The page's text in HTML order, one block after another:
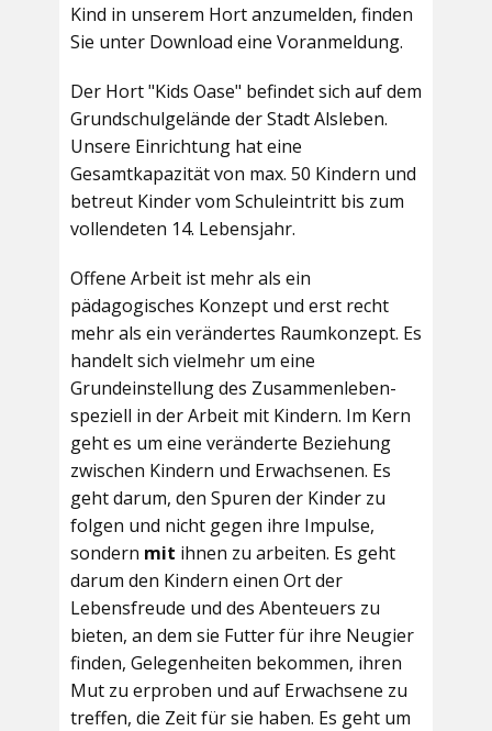
Kind in unserem Hort anzumelden, finden
Sie unter Download eine Voranmeldung.
Der Hort "Kids Oase" befindet sich auf dem
Grundschulgelände der Stadt Alsleben.
Unsere Einrichtung hat eine
Gesamtkapazität von max. 50 Kindern und
betreut Kinder vom Schuleintritt bis zum
vollendeten 14. Lebensjahr.
Offene Arbeit ist mehr als ein
pädagogisches Konzept und erst recht
mehr als ein verändertes Raumkonzept. Es
handelt sich vielmehr um eine
Grundeinstellung des Zusammenleben-
speziell in der Arbeit mit Kindern. Im Kern
geht es um eine veränderte Beziehung
zwischen Kindern und Erwachsenen. Es
geht darum, den Spuren der Kinder zu
folgen und nicht gegen ihre Impulse,
sondern mit ihnen zu arbeiten. Es geht
darum den Kindern einen Ort der
Lebensfreude und des Abenteuers zu
bieten, an dem sie Futter für ihre Neugier
finden, Gelegenheiten bekommen, ihren
Mut zu erproben und auf Erwachsene zu
treffen, die Zeit für sie haben. Es geht um